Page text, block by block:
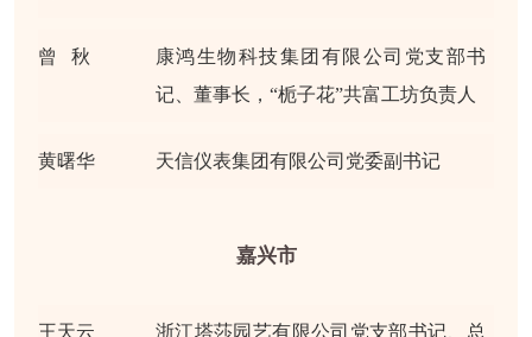
曾 秋
康鸿生物科技集团有限公司党支部书
记、董事长，“栀子花”共富工坊负责人
黄曙华 天信仪表集团有限公司党委副书记
嘉兴市
王天云 浙江塔莎园艺有限公司党支部书记、总